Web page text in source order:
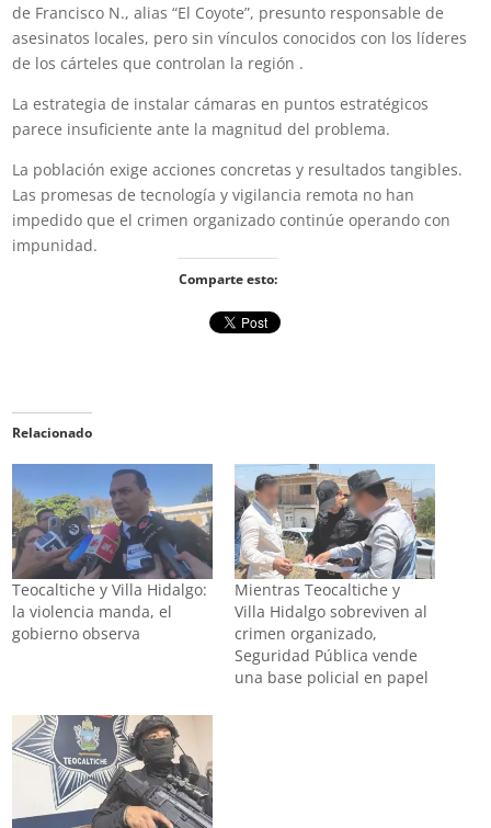
de Francisco N., alias “El Coyote”, presunto responsable de
asesinatos locales, pero sin vínculos conocidos con los líderes
de los cárteles que controlan la región .
La estrategia de instalar cámaras en puntos estratégicos
parece insuficiente ante la magnitud del problema.
La población exige acciones concretas y resultados tangibles.
Las promesas de tecnología y vigilancia remota no han
impedido que el crimen organizado continúe operando con
impunidad.
Comparte esto:
Relacionado
Teocaltiche y Villa Hidalgo:
la violencia manda, el
gobierno observa
Mientras Teocaltiche y
Villa Hidalgo sobreviven al
crimen organizado,
Seguridad Pública vende
una base policial en papel